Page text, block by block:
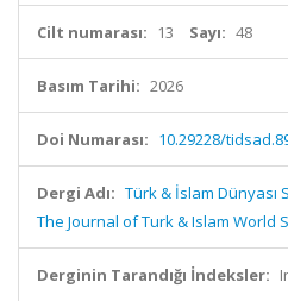
Cilt numarası: 13 Sayı: 48
Basım Tarihi: 2026
Doi Numarası: 10.29228/
Dergi Adı: Türk & İslam Dünyası
The Journal of Turk & Islam World
Derginin Tarandığı İndeksler: